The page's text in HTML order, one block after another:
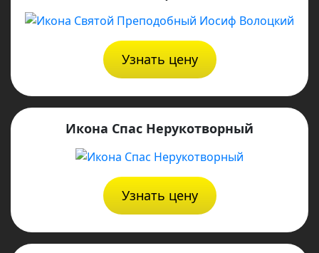
Узнать цену
Икона Спас Нерукотворный
Узнать цену